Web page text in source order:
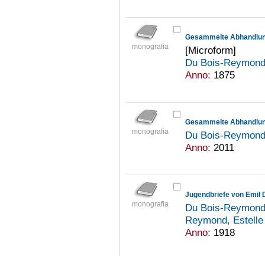
monografia
[Microform]
Du Bois-
Anno: 1875
monografia
Du Bois-
Anno: 2011
monografia
Jugendbriefe von Emil
Du Bois-
Reymond,
Anno: 1918